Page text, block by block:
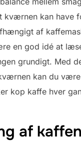
kværnen kan have
af
en god idé at
grundigt. Med
kan du
kop kaffe hver
af kaffen